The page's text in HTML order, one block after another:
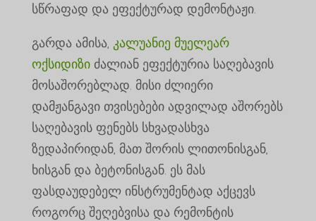
სწრაფად და ეფექტურად დემონტაჟი.
გარდა ამისა, კალუანიე მუელეარ
ოქსიდიზიძალიან ეფექტურია საღებავის
მოსაშორებლად. მისი ძლიერი
დამჟანგავი თვისებები ადვილად აშორებს
საღებავის ფენებს სხვადასხვა
ზედაპირიდან, მათ შორის ლითონისგან,
ხისგან და ბეტონისგან. ეს მას
ფასდაუდებელ ინსტრუმენტად აქცევს
როგორც შეღებვისა და რემონტის